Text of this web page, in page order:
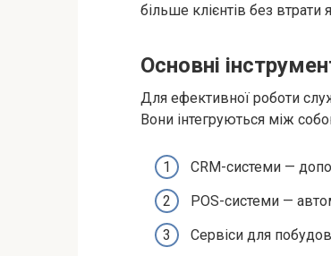
більше клієнтів без втрати
Основні
Для ефективної роботи
Вони інтегруються між
CRM-системи —
POS-системи —
Сервіси для